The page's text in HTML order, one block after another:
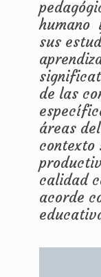
humano
sus
de las
áreas
calidad
acorde